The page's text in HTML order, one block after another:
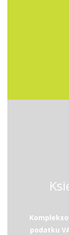
podatku